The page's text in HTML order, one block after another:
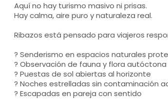
Aquí no hay turismo masivo ni prisas.
Hay calma, aire puro y naturaleza real.
Ribazos está pensado para viajeros
? Senderismo en espacios naturales
? Observación de fauna y flora autóctona
? Puestas de sol abiertas al horizonte
? Noches estrelladas sin contaminación
? Escapadas en pareja con sentido